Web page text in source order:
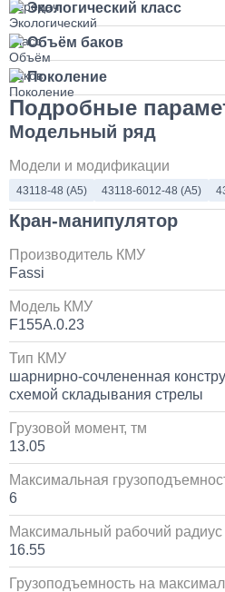
Установка продувочного
Установка системы контроля
самосвального кузова
Установка сдвоенной
увеличенным салоном
Установка пневмоподвески
на КАМАЗ
Экологический класс
Объём баков
Поколение
Подробные
Модельный ряд
Модели и модификации
43118-48 (A5) 43118-6012-48 (A5)
Кран-манипулятор
Производитель КМУ
Fassi
Модель КМУ
F155A.0.23
Тип КМУ
шарнирно-сочлененная
схемой складывания стрелы
Грузовой момент, тм
13.05
Максимальная
6
Максимальный рабочий
16.55
Грузоподъемность на